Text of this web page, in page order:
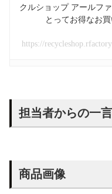
クルショップ アールフ
とってお得なお
https://
担当者からの一言
商品画像